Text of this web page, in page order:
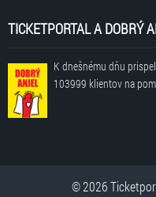
TICKETPORTAL A DOBRÝ
K dnešnému dňu
103999 klientov na
© 2026